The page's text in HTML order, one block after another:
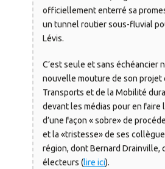
officiellement enterré sa
un tunnel routier sous-fluvial
Lévis.
C’est seule et sans échéancier
nouvelle mouture de son projet
Transports et de la Mobilité
devant les médias pour en faire
d’une façon « sobre» de
et la «tristesse» de ses
région, dont Bernard Drainville,
électeurs (lire ici).